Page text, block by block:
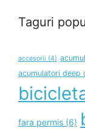
Taguri
accesorii (4)
acumulatori deep
fara permis (6)